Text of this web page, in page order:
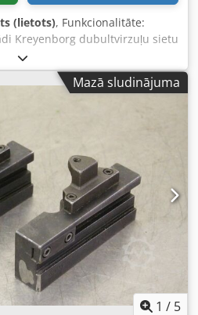
(lietots), Funkcionalitāte:
Kreyenborg dubultvirzuļu sietu
sietu maiņas aparāts -
Pieejami nekavējoties, pēc
un hidraulisko agregātu.
norādīt vēlamo jaudu un
pieprasījuma, lai mēs varētu
Mazā sludinājuma
1 / 5